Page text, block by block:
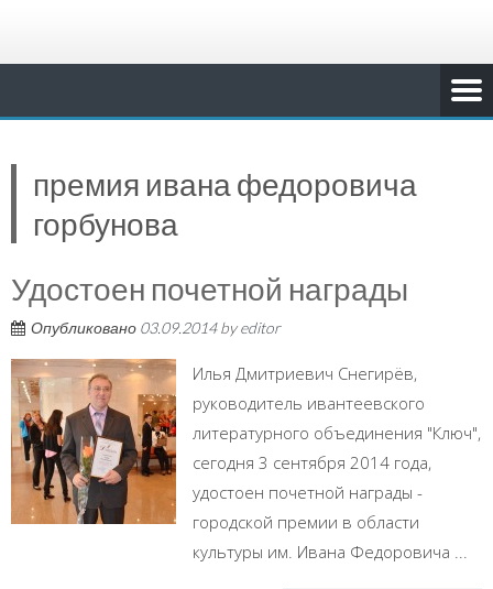
премия ивана федоровича
горбунова
Удостоен почетной награды
Опубликовано 03.09.2014byeditor
Илья Дмитриевич Снегирёв,
руководитель ивантеевского
литературного объединения "Ключ",
сегодня 3 сентября 2014 года,
удостоен почетной награды -
городской премии в области
культуры им. Ивана Федоровича ...